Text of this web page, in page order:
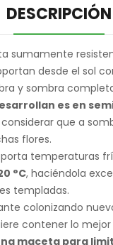
DESCRIPCIÓN
sumamente
desde el sol
y sombra
es en
que a
flores.
temperaturas
°C, haciéndola
templadas.
colonizando
contener lo
maceta para